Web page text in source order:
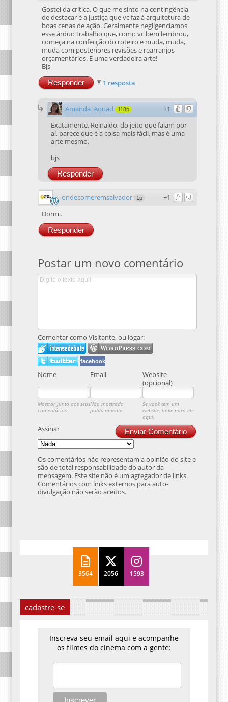
Gostei da crítica. O que me sinto na contingência
de destacar é a justiça que vc faz à arquitetura de
boas cenas de ação. Geralmente negligenciamos
esse árduo trabalho que, como vc bem lembrou,
começa na confecção do roteiro e muda, muda,
muda com posteriores revisões e rearranjos
orçamentários. É uma verdadeira arte!
Bjs
Responder 1 resposta
+1
Amanda_Aouad 118p
Exatamente, Reinaldo, do jeito que falam por
aí, parece que é a coisa mais fácil, mas é uma
arte mesmo.
bjs
Responder
+1
ondecomeremsalvador 1p
Dormi.
Responder
Postar um novo comentário
Comentar como Visitante, ou logar:
facebook
Nome Email
Website
(opcional)
Mostrar junto aos seus
comentários.
Não mostrado
publicamente.
Se você tem um
website, linke para ele
aqui.
Enviar Comentário
Assinar
Os comentários não representam a opinião do site e
são de total responsabilidade do autor da
mensagem. Este site não é um agregador de links.
Comentários com links externos para auto-
divulgação não serão aceitos.
3564 2056 1593
cadastre-se
Inscreva seu email aqui e acompanhe
os filmes do cinema com a gente: